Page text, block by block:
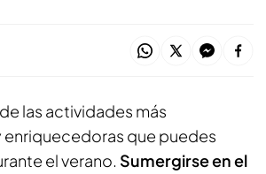
las actividades más
que puedes
el verano. Sumergirse en el